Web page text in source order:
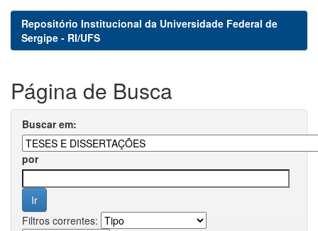
Repositório Institucional da Universidade Federal de
Sergipe - RI/UFS
Página de Busca
Buscar em:
por
Filtros correntes: